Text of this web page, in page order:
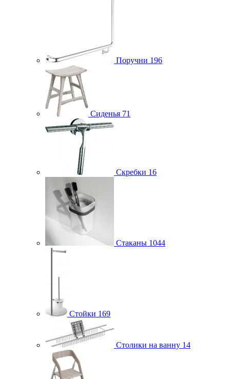
Поручни 196
Сиденья 71
Скребки 16
Стаканы 1044
Стойки 169
Столики на ванну 14